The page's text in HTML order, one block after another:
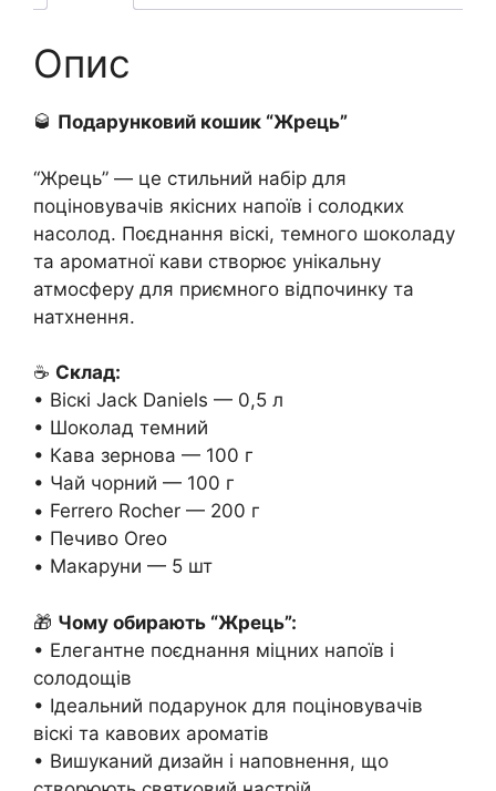
Опис
🥃 Подарунковий кошик “Жрець”
“Жрець” — це стильний набір для
поціновувачів якісних напоїв і солодких
насолод. Поєднання віскі, темного шоколаду
та ароматної кави створює унікальну
атмосферу для приємного відпочинку та
натхнення.
☕ Склад:
• Віскі Jack Daniels — 0,5 л
• Шоколад темний
• Кава зернова — 100 г
• Чай чорний — 100 г
• Ferrero Rocher — 200 г
• Печиво Oreo
• Макаруни — 5 шт
🎁 Чому обирають “Жрець”:
• Елегантне поєднання міцних напоїв і
солодощів
• Ідеальний подарунок для поціновувачів
віскі та кавових ароматів
• Вишуканий дизайн і наповнення, що